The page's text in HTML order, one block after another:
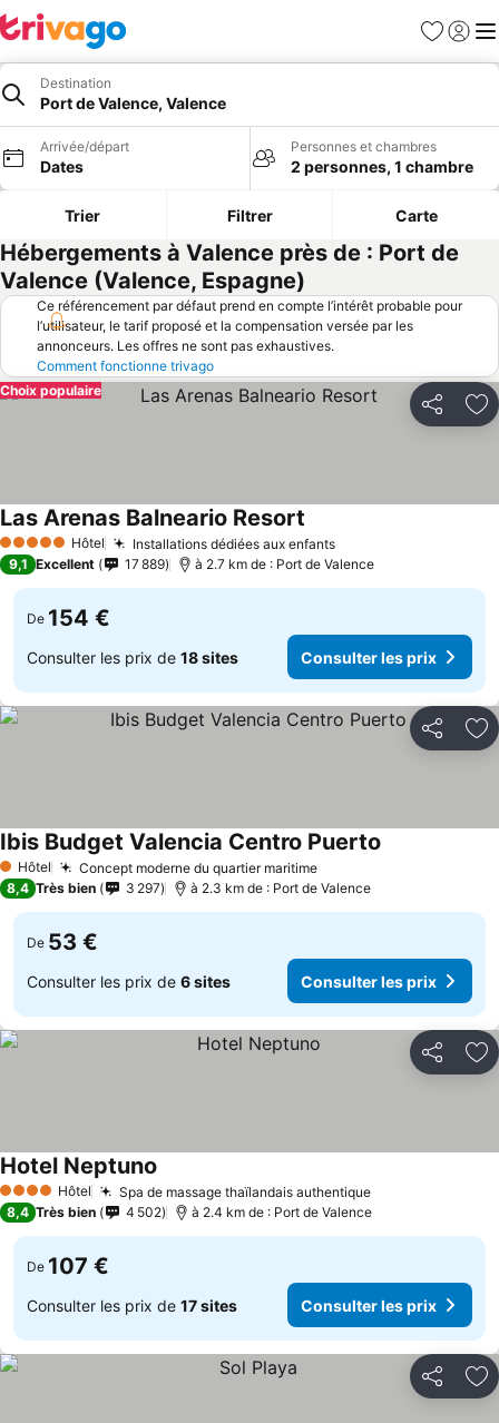
Favoris
Se
Destination
Port de Valence, Valence
Arrivée/départ
Dates
Personnes et chambres
2 personnes, 1 chambre
Trier Filtrer Carte
Hébergements à Valence près de : Port de
Valence (Valence, Espagne)
Ce référencement par défaut prend en compte l’intérêt probable pour
l’utilisateur, le tarif proposé et la compensation versée par les
annonceurs. Les offres ne sont pas exhaustives.
Comment fonctionne trivago
Partager
Choix populaire
5 Étoiles Hôtel Installations dédiées aux enfants
Las Arenas Balneario Resort
9,1 Excellent 17 889 à 2.7 km de : Port de Valence
De 154 €
Consulter les prix de 18 sites Consulter les prix
Partager
1 Étoiles
Hôtel Concept moderne du quartier maritime
Ibis Budget Valencia Centro Puerto
8,4 Très bien 3 297 à 2.3 km de : Port de Valence
De 53 €
Consulter les prix de 6 sites Consulter les prix
Partager
4 Étoiles Hôtel Spa de massage thaïlandais authentique
Hotel Neptuno
8,4 Très bien 4 502 à 2.4 km de : Port de Valence
De 107 €
Consulter les prix de 17 sites Consulter les prix
Partager